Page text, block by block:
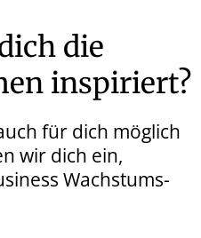
die
inspiriert?
für dich möglich
wir dich ein,
Wachstums-